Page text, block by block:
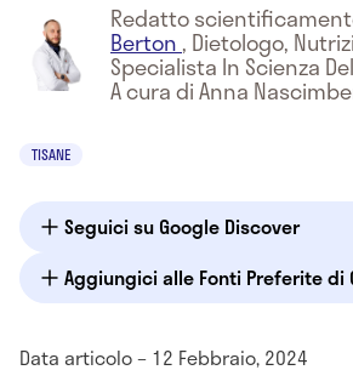
Redatto
Berton , Dietologo,
Specialista In Scienza
A cura di Anna
TISANE
Seguici su Google Discover
Aggiungici alle Fonti Preferite di
Data articolo – 12 Febbraio, 2024